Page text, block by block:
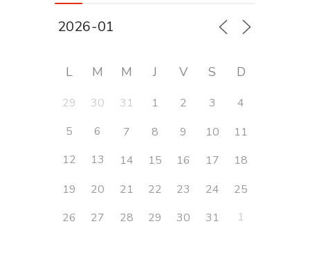
L M M J V S D
29 30 31 1 2 3
4
5
6 7 8 9 10
11
12
13 14 15 16 17
18
19
20 21 22 23 24
25
26
27 28 29 30 31 1